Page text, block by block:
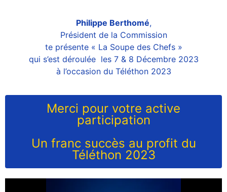
Philippe Berthomé,
Président de la Commission
te présente « La Soupe des Chefs »
qui s’est déroulée les 7 & 8 Décembre 2023
à l’occasion du Téléthon 2023
Merci pour votre active
participation
Un franc succès au profit du
Téléthon 2023